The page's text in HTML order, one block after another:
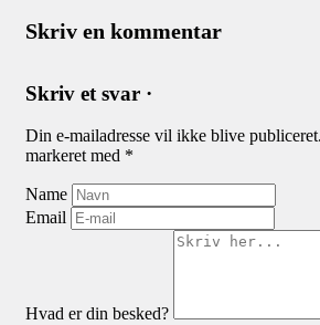
Skriv en kommentar
Skriv et svar ·
Din e-mailadresse vil ikke blive publiceret.
markeret med *
Name
Email
Hvad er din besked?